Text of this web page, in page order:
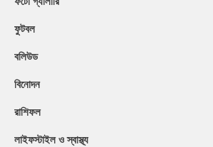
ফুটবল
বলিউড
বিনোদন
রাশিফল
লাইফস্টাইল ও স্বাস্থ্য